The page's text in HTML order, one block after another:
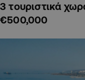
3 τουριστικά
€500,000